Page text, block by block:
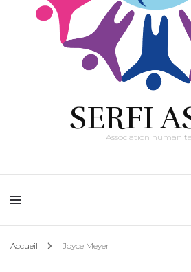
SERFI
Association
Accueil Joyce Meyer